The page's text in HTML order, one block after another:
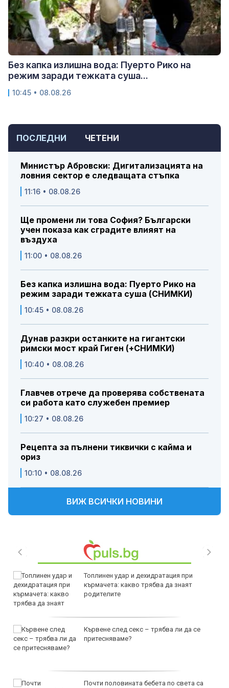
ПОСЛЕДНИ ЧЕТЕНИ
Министър Абровски: Дигитализацията на
ловния сектор е следващата стъпка
11:16 • 08.08.26
Ще промени ли това София? Български
учен показа как сградите влияят на
въздуха
11:00 • 08.08.26
Без капка излишна вода: Пуерто Рико на
режим заради тежката суша (СНИМКИ)
10:45 • 08.08.26
Дунав разкри останките на гигантски
римски мост край Гиген (+СНИМКИ)
10:40 • 08.08.26
Главчев отрече да проверява собствената
си работа като служебен премиер
10:27 • 08.08.26
Рецепта за пълнени тиквички с кайма и
ориз
10:10 • 08.08.26
ВИЖ ВСИЧКИ НОВИНИ
Топлинен удар и дехидратация при
кърмачета: какво трябва да знаят
родителите
Кървене след секс – трябва ли да се
притесняваме?
Почти половината бебета по света са
Без капка излишна вода: Пуерто Рико на
режим заради тежката суша...
10:45 • 08.08.26